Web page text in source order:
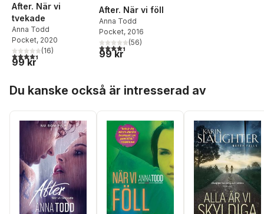
After. När vi
tvekade
Anna Todd
Pocket, 2020
4,4utav 5 stjärnor. Totalt antal röster:
(16)
99 kr
After. När vi föll
Anna Todd
Pocket, 2016
4,4utav 5 stjärnor. Totalt antal röster:
(56)
99 kr
Du kanske också är intresserad av